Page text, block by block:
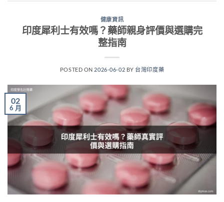
健康資訊
印度犀利士有效嗎？藥師親身評價與選購完
整指南
POSTED ON 2026-06-02 BY 台灣印度藥
02
6 月